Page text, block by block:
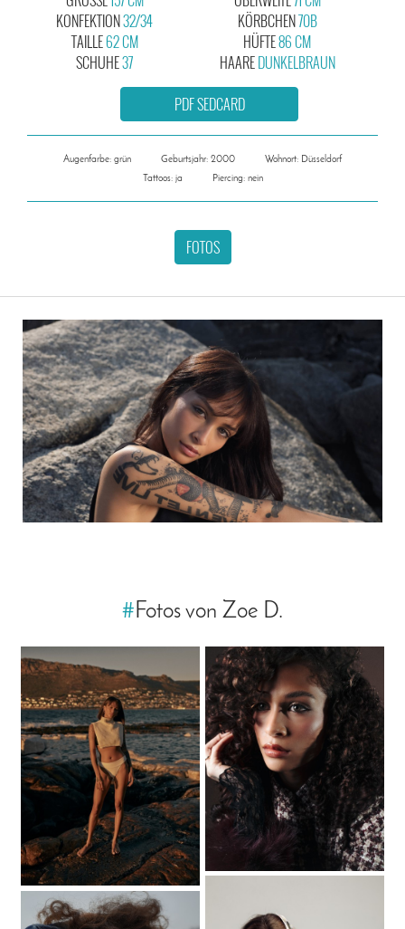
KONFEKTION32/34
KÖRBCHEN70B
TAILLE62 CM
SCHUHE37
HÜFTE86 CM
HAAREDUNKELBRAUN
PDF SEDCARD
Augenfarbe: grün Geburtsjahr: 2000
Wohnort: Düsseldorf
Tattoos: ja
Piercing: nein
FOTOS
#Fotos von Zoe D.